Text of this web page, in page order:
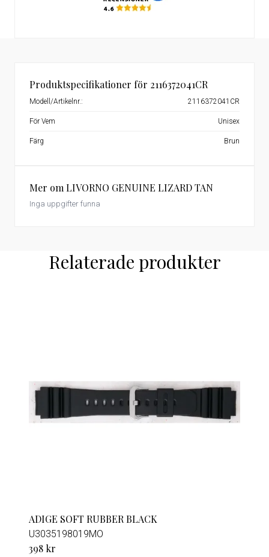
Mer om LIVORNO GENUINE LIZARD TAN
Inga uppgifter funna
Produktspecifikationer för 2116372041CR
Modell/Artikelnr.: 2116372041CR
För Vem Unisex
Färg Brun
Relaterade produkter
ADIGE SOFT RUBBER BLACK
U3035198019MO
398 kr